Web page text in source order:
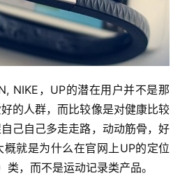
NIKE，UP的潜在用户并不是那
的人群，而比较像是对健康比较
己自己多走走路，动动筋骨，好
就是为什么在官网上UP的定位
，而不是运动记录类产品。